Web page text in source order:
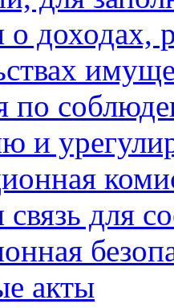
о доходах,
по
и
связь для
акты